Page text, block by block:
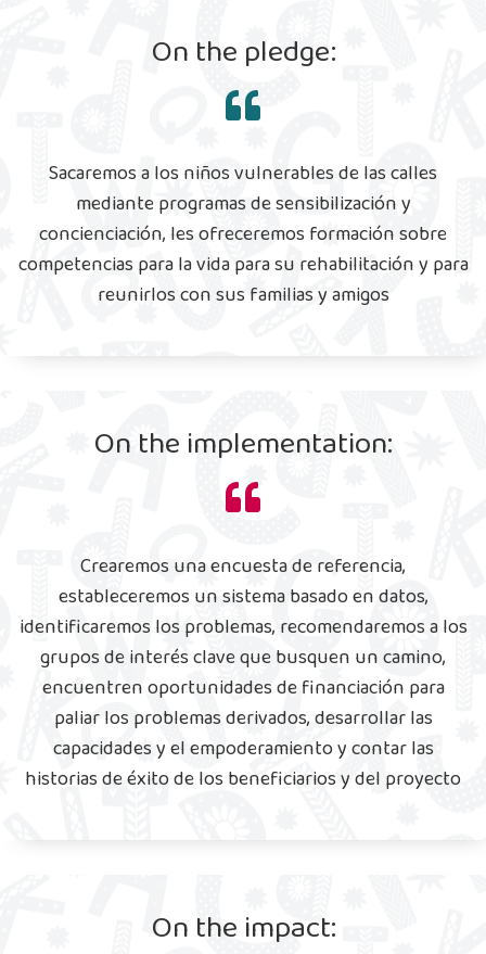
On the pledge:
Sacaremos a los niños vulnerables de las calles
mediante programas de sensibilización y
concienciación, les ofreceremos formación sobre
competencias para la vida para su rehabilitación y para
reunirlos con sus familias y amigos
On the implementation:
Crearemos una encuesta de referencia,
estableceremos un sistema basado en datos,
identificaremos los problemas, recomendaremos a los
grupos de interés clave que busquen un camino,
encuentren oportunidades de financiación para
paliar los problemas derivados, desarrollar las
capacidades y el empoderamiento y contar las
historias de éxito de los beneficiarios y del proyecto
On the impact: